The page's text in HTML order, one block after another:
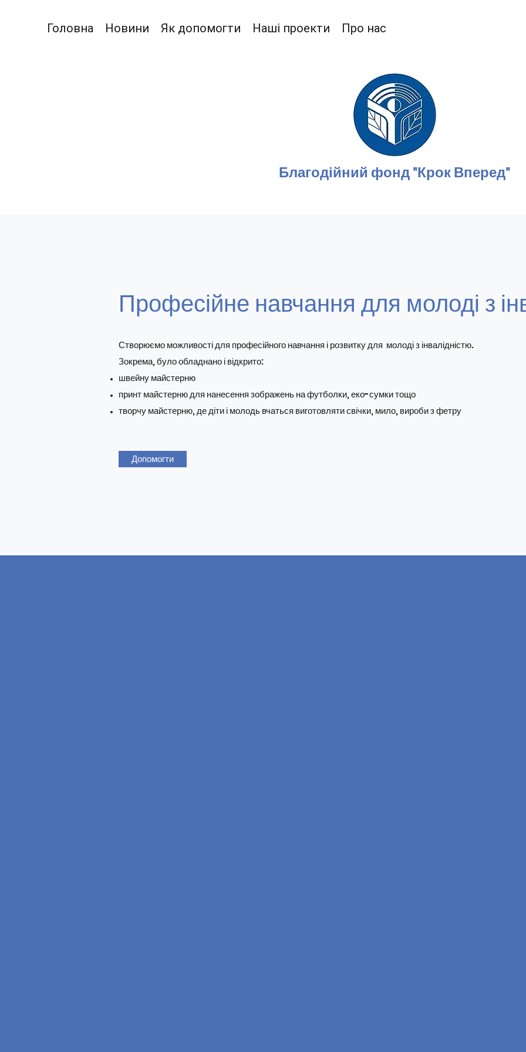
Головна Новини Як допомогти Наші проекти Про нас
Благодійний фонд "Крок Вперед"
Професійне навчання для молоді з
Створюємо можливості для професійного навчання і розвитку для молоді з інвалідністю.
Зокрема, було обладнано і відкрито:
швейну майстерню
принт майстерню для нанесення зображень на футболки, еко-сумки тощо
творчу майстерню, де діти і молодь вчаться виготовляти свічки, мило, вироби з фетру
Допомогти